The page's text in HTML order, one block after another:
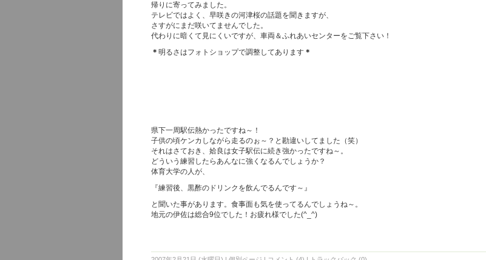
帰りに寄ってみました。
テレビではよく、早咲きの河津桜の話題を聞きますが、
さすがにまだ咲いてませんでした。
代わりに暗くて見にくいですが、車両＆ふれあいセンターをご覧下さい！
＊ 明るさはフォトショップで調整してあります ＊
県下一周駅伝熱かったですね～！
子供の頃ケンカしながら走るのぉ～？と勘違いしてました（笑）
それはさておき、姶良は女子駅伝に続き強かったですね～。
どういう練習したらあんなに強くなるんでしょうか？
体育大学の人が、
『練習後、黒酢のドリンクを飲んでるんです～』
と聞いた事があります。食事面も気を使ってるんでしょうね～。
地元の伊佐は総合9位でした！お疲れ様でした(^_^)